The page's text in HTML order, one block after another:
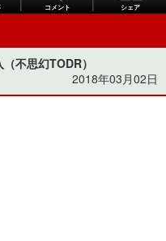
コメント シェア
不思幻TODR）
2018年03月02日